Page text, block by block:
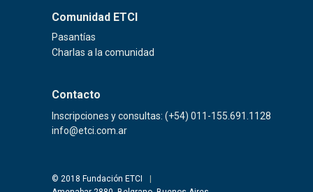
Comunidad ETCI
Pasantías
Charlas a la comunidad
Contacto
Inscripciones y consultas: (+54) 011-155.691.1128
info@etci.com.ar
© 2018 Fundación ETCI